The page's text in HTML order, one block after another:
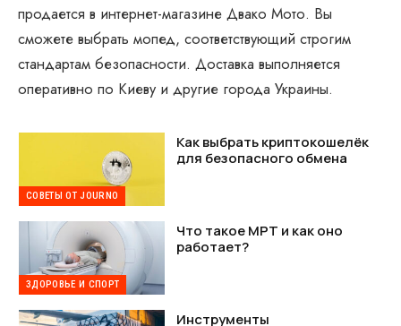
продается в интернет-магазине Двако Мото. Вы
сможете выбрать мопед, соответствующий строгим
стандартам безопасности. Доставка выполняется
оперативно по Киеву и другие города Украины.
СОВЕТЫ ОТ JOURNO
Как выбрать криптокошелёк
для безопасного обмена
ЗДОРОВЬЕ И СПОРТ
Что такое МРТ и как оно
работает?
Инструменты